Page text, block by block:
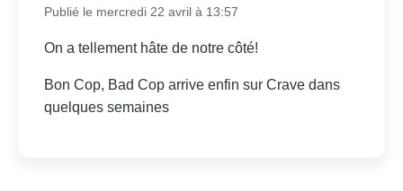
Publié le mercredi 22 avril à 13:57
On a tellement hâte de notre côté!
Bon Cop, Bad Cop arrive enfin sur Crave dans
quelques semaines